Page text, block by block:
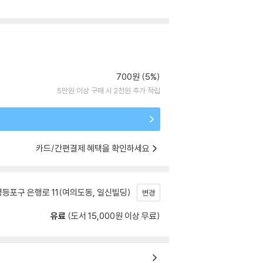
700원 (5%)
5만원 이상 구매 시 2천원 추가 적립
카드/간편결제 혜택을 확인하세요
포구 은행로 11(여의도동, 일신빌딩) 변경
유료 (도서 15,000원 이상 무료)